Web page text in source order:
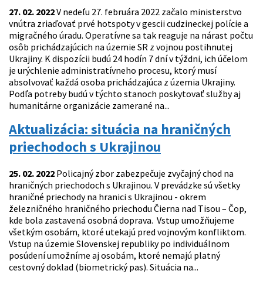
27. 02. 2022V nedeľu 27. februára 2022 začalo ministerstvo
vnútra zriaďovať prvé hotspoty v gescii cudzineckej polície a
migračného úradu. Operatívne sa tak reaguje na nárast počtu
osôb prichádzajúcich na územie SR z vojnou postihnutej
Ukrajiny. K dispozícii budú 24 hodín 7 dní v týždni, ich účelom
je urýchlenie administratívneho procesu, ktorý musí
absolvovať každá osoba prichádzajúca z územia Ukrajiny.
Podľa potreby budú v týchto stanoch poskytovať služby aj
humanitárne organizácie zamerané na...
Aktualizácia: situácia na hraničných
priechodoch s Ukrajinou
25. 02. 2022 Policajný zbor zabezpečuje zvyčajný chod na
hraničných priechodoch s Ukrajinou. V prevádzke sú všetky
hraničné priechody na hranici s Ukrajinou - okrem
železničného hraničného priechodu Čierna nad Tisou – Čop,
kde bola zastavená osobná doprava. Vstup umožňujeme
všetkým osobám, ktoré utekajú pred vojnovým konfliktom.
Vstup na územie Slovenskej republiky po individuálnom
posúdení umožníme aj osobám, ktoré nemajú platný
cestovný doklad (biometrický pas). Situácia na...